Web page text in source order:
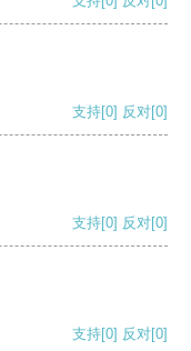
支持[0] 反对[0]
支持[0] 反对[0]
支持[0] 反对[0]